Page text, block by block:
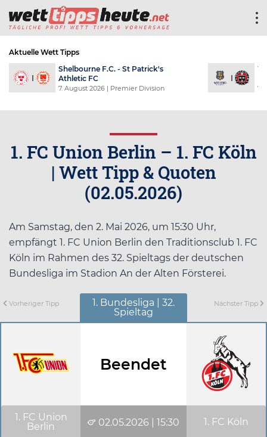
Aktuelle Wett Tipps
Shelbourne F.C. - St Patrick's
Athletic FC
7. August 2026 | Premier Division 7.
1. FC Union Berlin – 1. FC Köln
| Wett Tipp & Quoten
(02.05.2026)
Am Samstag, den 2. Mai 2026, um 15:30 Uhr,
empfängt 1. FC Union Berlin den Traditionsclub 1. FC
Köln im Rahmen des 32. Spieltags der deutschen
Bundesliga im Stadion An der Alten Försterei.
Vorheriger Tipp
1. Bundesliga | 32.
Spieltag
Nächster Tipp
Beendet
1. FC Union
Berlin
02.05.2026 | 15:30 1. FC Köln